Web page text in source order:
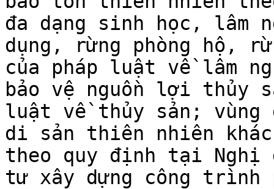
đa dạng sinh học, lâm
dụng, rừng phòng hộ,
của pháp luật về lâm
bảo vệ nguồn lợi thủy
luật về thủy sản; vùng
di sản thiên nhiên
theo quy định tại Nghị
tư xây dựng công trình